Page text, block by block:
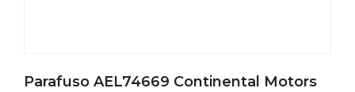
Parafuso AEL74669 Continental Motors